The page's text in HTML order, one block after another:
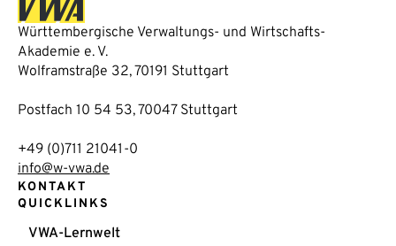
Württembergische Verwaltungs- und Wirtschafts-
Akademie e. V.
Wolframstraße 32, 70191 Stuttgart
Postfach 10 54 53, 70047 Stuttgart
+49 (0)711 21041-0
info@w-vwa.de
KONTAKT
QUICKLINKS
VWA-Lernwelt